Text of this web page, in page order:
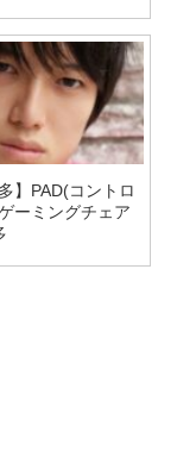
】PAD(コントロ
ーミングチェア